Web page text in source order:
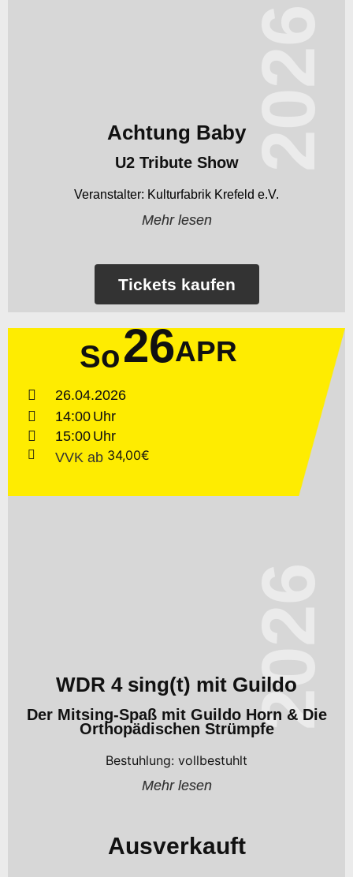
Achtung Baby
U2 Tribute Show
Kulturfabrik Krefeld e.V.
Mehr lesen
Tickets kaufen
2026
So26APR
26.04.2026
14:00
15:00
VVK ab 34,00€
WDR 4 sing(t) mit Guildo
Der Mitsing-Spaß mit Guildo Horn & Die
Orthopädischen Strümpfe
Bestuhlung: vollbestuhlt
Mehr lesen
Ausverkauft
2026